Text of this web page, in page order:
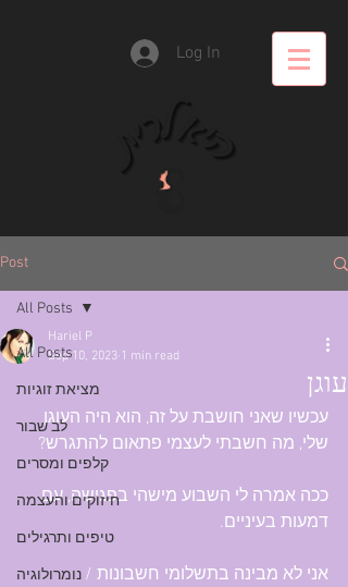
Log In
Post
All Posts
מציאת זוגיות
לב שבור
קלפים ומסרים
חיזוקים והעצמה
טיפים ותרגילים
נומרולוגיה
All Posts
עוגן
Hariel P
Sep 10, 2023 1 min read
עכשיו שאני חושבת על זה, הוא היה העוגן
שלי, מה חשבתי לעצמי פתאום להתגרש?
ככה אמרה לי השבוע מישהי בפגישה, עם
דמעות בעיניים.
אני לא מבינה בתשלומי חשבונות /